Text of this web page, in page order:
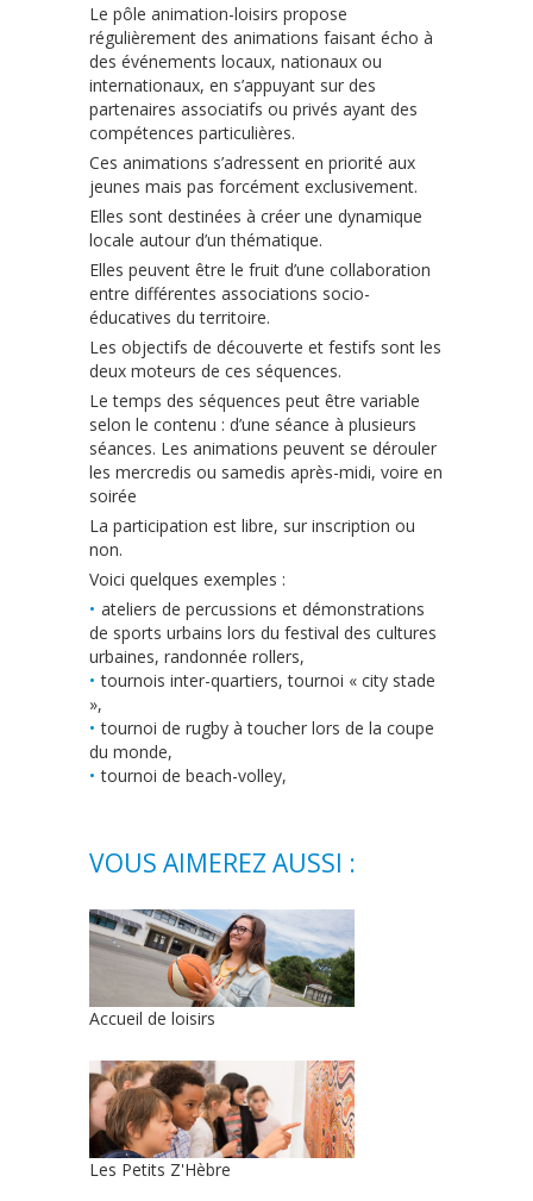
Le pôle animation-loisirs propose
régulièrement des animations faisant écho à
des événements locaux, nationaux ou
internationaux, en s’appuyant sur des
partenaires associatifs ou privés ayant des
compétences particulières.
Ces animations s’adressent en priorité aux
jeunes mais pas forcément exclusivement.
Elles sont destinées à créer une dynamique
locale autour d’un thématique.
Elles peuvent être le fruit d’une collaboration
entre différentes associations socio-
éducatives du territoire.
Les objectifs de découverte et festifs sont les
deux moteurs de ces séquences.
Le temps des séquences peut être variable
selon le contenu : d’une séance à plusieurs
séances. Les animations peuvent se dérouler
les mercredis ou samedis après-midi, voire en
soirée
La participation est libre, sur inscription ou
non.
Voici quelques exemples :
ateliers de percussions et démonstrations
de sports urbains lors du festival des cultures
urbaines, randonnée rollers,
tournois inter-quartiers, tournoi « city stade
»,
tournoi de rugby à toucher lors de la coupe
du monde,
tournoi de beach-volley,
VOUS AIMEREZ AUSSI :
Accueil de loisirs
Les Petits Z'Hèbre